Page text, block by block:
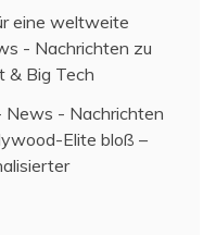
eine weltweite
- Nachrichten zu
& Big Tech
News - Nachrichten
Elite bloß –